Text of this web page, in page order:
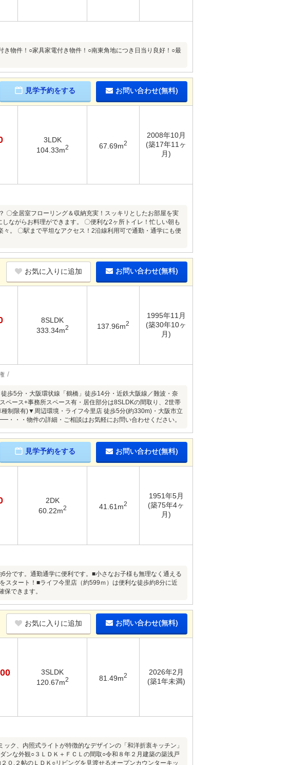
物件！○家具家電付き物件！○南東角地につき日当り良好！○最
見学予約をする お問い合わせ(無料)
3LDK
104.33m2 67.69m2
2008年10月
(築17年11ヶ
月)
〇全居室フローリング＆収納充実！スッキリとしたお部屋を実
ながらお料理ができます。 〇便利な2ヶ所トイレ！忙しい朝も
。 〇駅まで平坦なアクセス！2沿線利用可で通勤・通学にも便
お気に入りに追加 お問い合わせ(無料)
8SLDK
333.34m2 137.96m2
1995年11月
(築30年10ヶ
月)
歩5分・大阪環状線「鶴橋」徒歩14分・近鉄大阪線／難波・奈
ース+事務所スペース有・居住部分は8SLDKの間取り、2世帯
制限有)▼周辺環境・ライフ今里店 徒歩5分(約330m)・大阪市立
・・物件の詳細・ご相談はお気軽にお問い合わせください。
見学予約をする お問い合わせ(無料)
2DK
60.22m2 41.61m2
1951年5月
(築75年4ヶ
月)
です。通勤通学に便利です。■小さなお子様も無理なく通える
スタート！■ライフ今里店（約599ｍ）は便利な徒歩約8分に近
できます。
お気に入りに追加 お問い合わせ(無料)
3SLDK
120.67m2 81.49m2
2026年2月
(築1年未満)
ク、内照式ライトが特徴的なデザインの「和洋折衷キッチン」
ンな外観○３ＬＤＫ＋ＦＣＬの間取○令和８年２月建築の築浅戸
０.２帖のＬＤＫ○リビングを見渡せるオープンカウンターキッ